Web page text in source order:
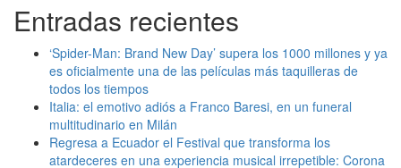
Entradas recientes
‘Spider-Man: Brand New Day’ supera los 1000 millones y ya
es oficialmente una de las películas más taquilleras de
todos los tiempos
Italia: el emotivo adiós a Franco Baresi, en un funeral
multitudinario en Milán
Regresa a Ecuador el Festival que transforma los
atardeceres en una experiencia musical irrepetible: Corona